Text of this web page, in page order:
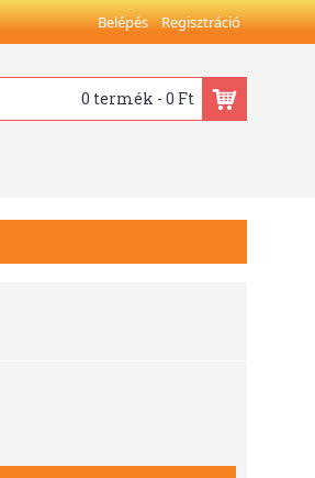
Belépés Regisztráció
0 termék - 0 Ft